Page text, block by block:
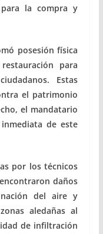
la compra y
posesión física
para
Estas
el patrimonio
el mandatario
de este
por los técnicos
daños
del aire y
aledañas al
de infiltración